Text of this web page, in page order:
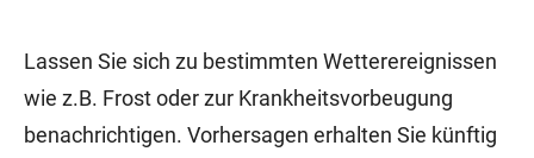
Lassen Sie sich zu bestimmten Wetterereignissen
wie z.B. Frost oder zur Krankheitsvorbeugung
benachrichtigen. Vorhersagen erhalten Sie künftig